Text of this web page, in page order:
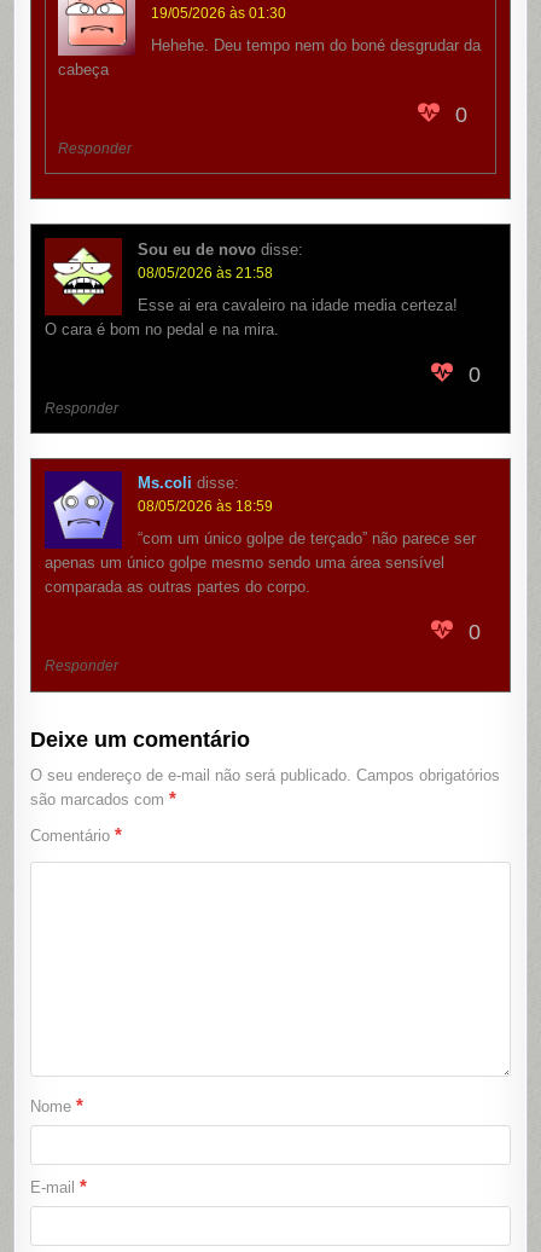
19/05/2026 às 01:30
Hehehe. Deu tempo nem do boné desgrudar da
cabeça
0
Responder
Sou eu de novo disse:
08/05/2026 às 21:58
Esse ai era cavaleiro na idade media certeza!
O cara é bom no pedal e na mira.
0
Responder
Ms.coli disse:
08/05/2026 às 18:59
“com um único golpe de terçado” não parece ser
apenas um único golpe mesmo sendo uma área sensível
comparada as outras partes do corpo.
0
Responder
Deixe um comentário
O seu endereço de e-mail não será publicado. Campos obrigatórios
são marcados com*
Comentário*
Nome*
E-mail*